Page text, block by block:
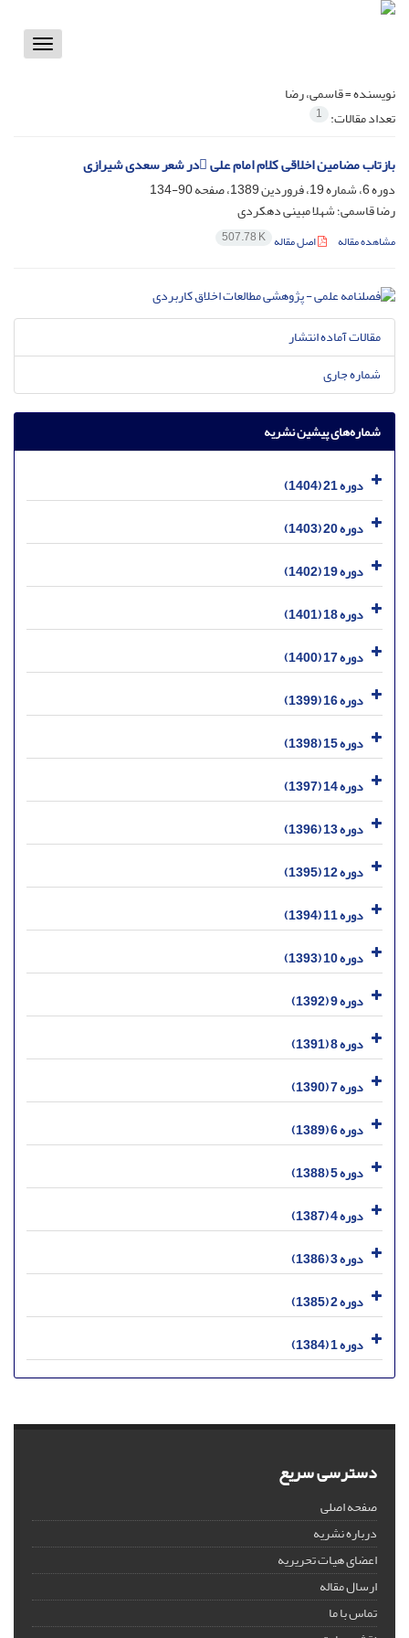
Toggle
نویسنده =قاسمی، رضا
تعداد مقالات: 1
بازتاب مضامین اخلاقی کلام امام علی در شعر سعدی شیرازی
دوره 6، شماره 19، فروردین 1389، صفحه
90-134
رضا قاسمی؛ شهلا مبینی دهکردی
مشاهده مقاله اصل مقاله 507.78 K
مقالات آماده انتشار
شماره جاری
شماره‌های پیشین نشریه
دوره 21 (1404)
دوره 20 (1403)
دوره 19 (1402)
دوره 18 (1401)
دوره 17 (1400)
دوره 16 (1399)
دوره 15 (1398)
دوره 14 (1397)
دوره 13 (1396)
دوره 12 (1395)
دوره 11 (1394)
دوره 10 (1393)
دوره 9 (1392)
دوره 8 (1391)
دوره 7 (1390)
دوره 6 (1389)
دوره 5 (1388)
دوره 4 (1387)
دوره 3 (1386)
دوره 2 (1385)
دوره 1 (1384)
دسترسی سریع
صفحه اصلی
درباره نشریه
اعضای هیات تحریریه
ارسال مقاله
تماس با ما